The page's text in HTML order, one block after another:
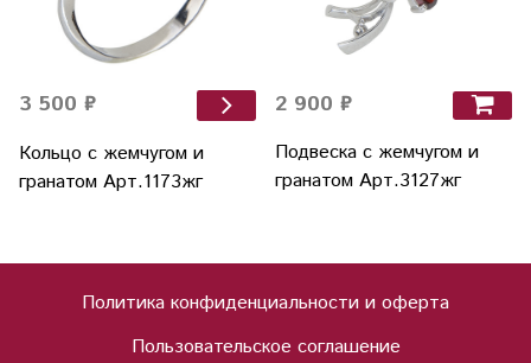
3 500 ₽
Кольцо с жемчугом и
гранатом Арт.1173жг
2 900 ₽
Подвеска с жемчугом и
гранатом Арт.3127жг
Политика конфиденциальности и оферта
Пользовательское соглашение